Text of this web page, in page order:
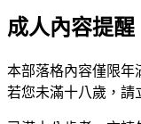
成人內容提醒
本部落格內容僅限年
若您未滿十八歲，請